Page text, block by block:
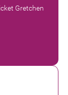
Gretchen